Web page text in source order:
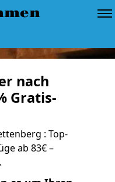
nach
Gratis-
: Top-
ab 83€ –